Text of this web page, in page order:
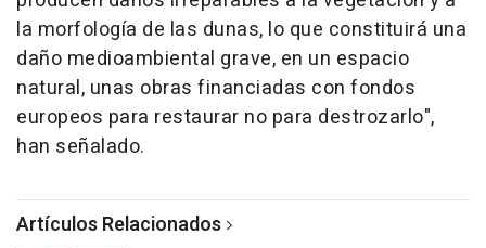
la morfología de las dunas, lo que constituirá una
daño medioambiental grave, en un espacio
natural, unas obras financiadas con fondos
europeos para restaurar no para destrozarlo",
han señalado.
Artículos Relacionados